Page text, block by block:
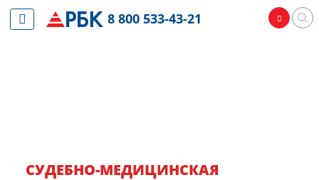
СУДЕБНО-МЕДИЦИНСКАЯ
8 800 533-43-21